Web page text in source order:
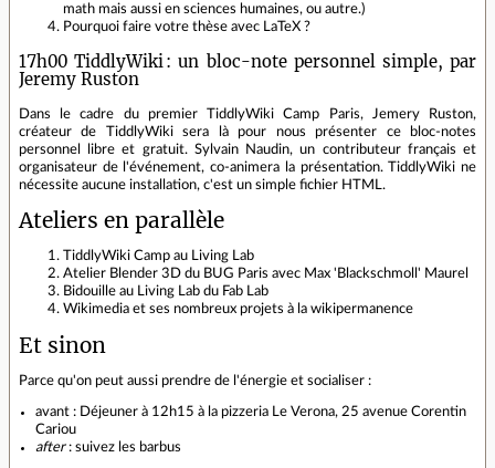
math mais aussi en sciences humaines, ou autre.)
Pourquoi faire votre thèse avec LaTeX ?
17h00 TiddlyWiki : un bloc-note personnel simple, par
Jeremy Ruston
Dans le cadre du premier TiddlyWiki Camp Paris, Jemery Ruston,
créateur de TiddlyWiki sera là pour nous présenter ce bloc-notes
personnel libre et gratuit. Sylvain Naudin, un contributeur français et
organisateur de l'événement, co-animera la présentation. TiddlyWiki ne
nécessite aucune installation, c'est un simple fichier HTML.
Ateliers en parallèle
TiddlyWiki Camp au Living Lab
Atelier Blender 3D du BUG Paris avec Max 'Blackschmoll' Maurel
Bidouille au Living Lab du Fab Lab
Wikimedia et ses nombreux projets à la wikipermanence
Et sinon
Parce qu'on peut aussi prendre de l'énergie et socialiser :
avant : Déjeuner à 12h15 à la pizzeria Le Verona, 25 avenue Corentin
Cariou
after: suivez les barbus